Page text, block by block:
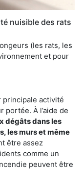
nuisible des rats
(les rats, les
et pour
principale activité
portée. À l’aide de
dégâts dans les
les murs et même
être assez
comme un
peuvent être